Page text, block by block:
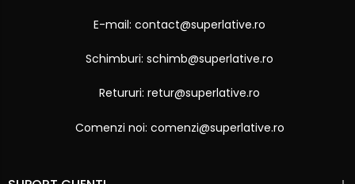
E-mail: contact@superlative.ro
Schimburi: schimb@superlative.ro
Retururi: retur@superlative.ro
Comenzi noi: comenzi@superlative.ro